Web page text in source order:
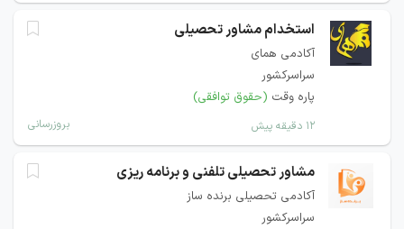
استخدام مشاور تحصیلی
آکادمی همای
سراسرکشور
پاره وقت (حقوق توافقی)
۱۲ دقیقه پیش بروزرسانی
مشاور تحصیلی تلفنی و برنامه ریزی
آکادمی تحصیلی برنده ساز
سراسرکشور